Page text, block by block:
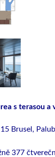
s terasou
Brusel,
377